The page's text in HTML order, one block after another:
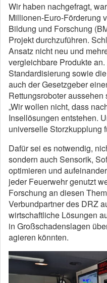
Wir haben nachgefragt,
Millionen-Euro-Förderung
Bildung und Forschung
Projekt durchzuführen.
Ansatz nicht neu und
vergleichbare Produkte
Standardisierung sowie
auch der Gesetzgeber
Rettungsroboter aussehen
„Wir wollen nicht, dass
Insellösungen entstehen.
universelle Storzkupplung
Dafür sei es notwendig,
sondern auch Sensorik,
optimieren und
jeder Feuerwehr genutzt
Forschung an diesen
Verbundpartner des DRZ
wirtschaftliche Lösungen
in Großschadenslagen
agieren könnten.